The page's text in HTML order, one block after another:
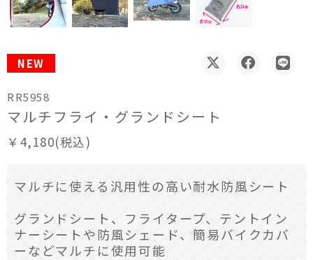
NEW
RR5958
マルチフライ・グランドシート
￥4,180(税込)
マルチに使える汎用性の高い耐水防風シート
グランドシート、フライタープ、テントイン
ナーシートや防風シェード、簡易バイクカバ
ーなどマルチに使用可能